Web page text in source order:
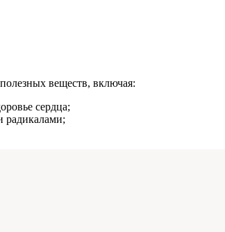
веществ, включая:
сердца;
радикалами;